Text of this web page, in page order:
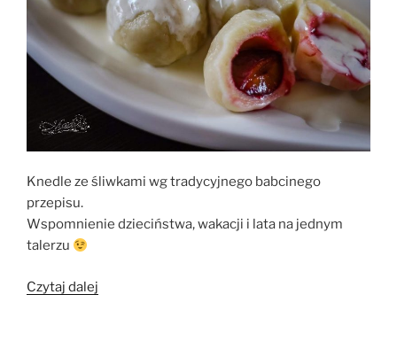
Knedle ze śliwkami wg tradycyjnego babcinego
przepisu.
Wspomnienie dzieciństwa, wakacji i lata na jednym
talerzu
Czytaj dalej